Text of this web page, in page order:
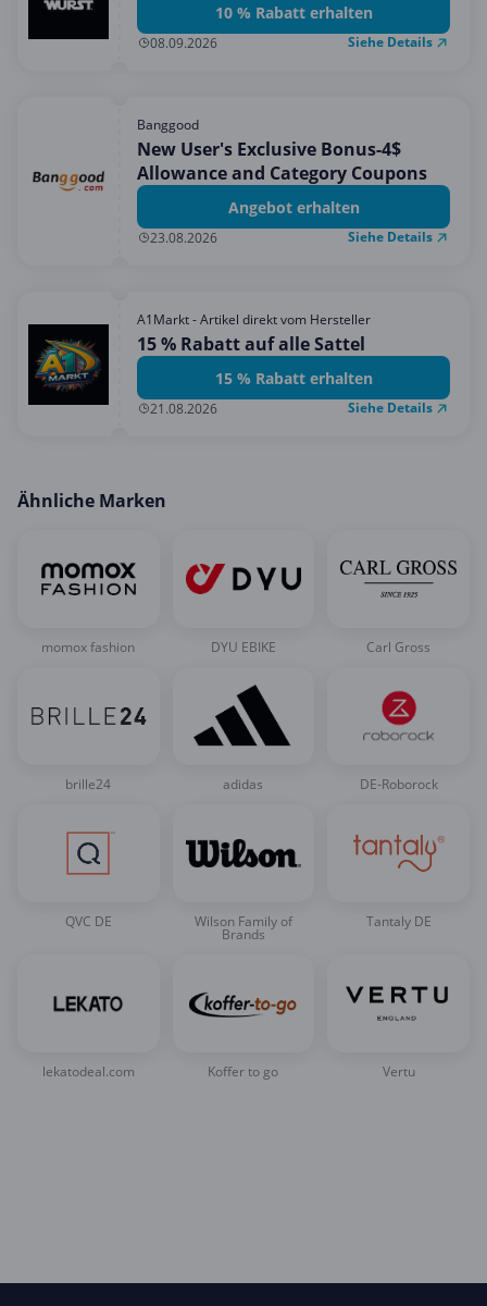
10 % Rabatt erhalten
08.09.2026 Siehe Details
Banggood
New User's Exclusive Bonus-4$
Allowance and Category Coupons
Angebot erhalten
23.08.2026 Siehe Details
A1Markt - Artikel direkt vom Hersteller
15 % Rabatt auf alle Sattel
15 % Rabatt erhalten
21.08.2026 Siehe Details
Ähnliche Marken
momox fashion DYU EBIKE Carl Gross
brille24 adidas DE-Roborock
QVC DE Wilson Family of
Brands
Tantaly DE
lekatodeal.com Koffer to go Vertu